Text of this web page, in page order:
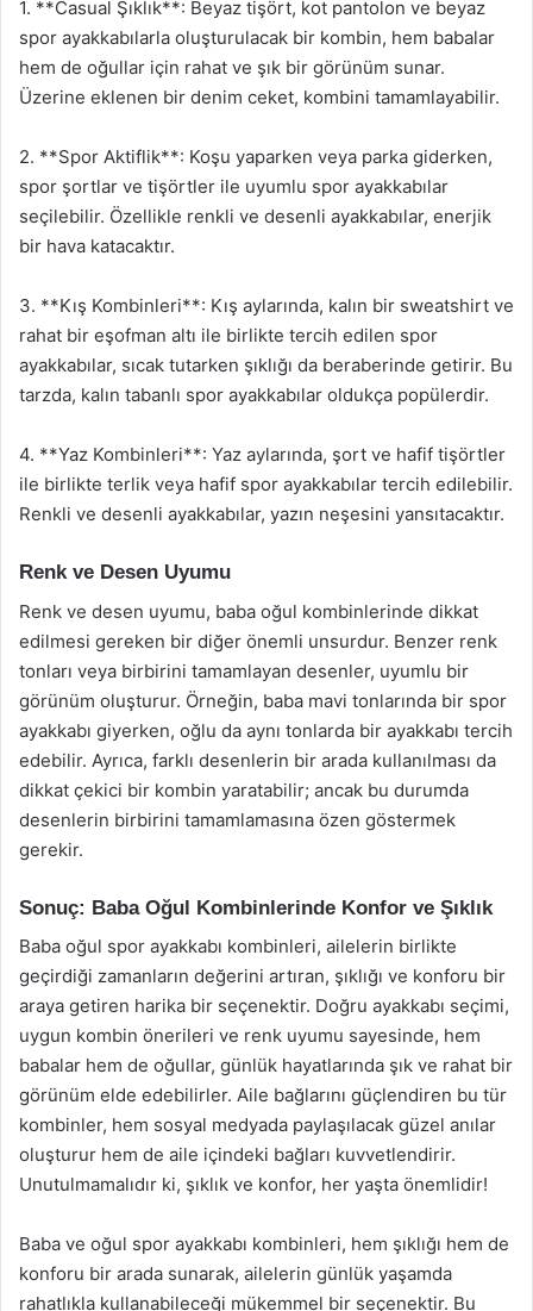
1. **Casual Şıklık**: Beyaz tişört, kot pantolon ve beyaz
spor ayakkabılarla oluşturulacak bir kombin, hem babalar
hem de oğullar için rahat ve şık bir görünüm sunar.
Üzerine eklenen bir denim ceket, kombini tamamlayabilir.
2. **Spor Aktiflik**: Koşu yaparken veya parka giderken,
spor şortlar ve tişörtler ile uyumlu spor ayakkabılar
seçilebilir. Özellikle renkli ve desenli ayakkabılar, enerjik
bir hava katacaktır.
3. **Kış Kombinleri**: Kış aylarında, kalın bir sweatshirt ve
rahat bir eşofman altı ile birlikte tercih edilen spor
ayakkabılar, sıcak tutarken şıklığı da beraberinde getirir. Bu
tarzda, kalın tabanlı spor ayakkabılar oldukça popülerdir.
4. **Yaz Kombinleri**: Yaz aylarında, şort ve hafif tişörtler
ile birlikte terlik veya hafif spor ayakkabılar tercih edilebilir.
Renkli ve desenli ayakkabılar, yazın neşesini yansıtacaktır.
Renk ve Desen Uyumu
Renk ve desen uyumu, baba oğul kombinlerinde dikkat
edilmesi gereken bir diğer önemli unsurdur. Benzer renk
tonları veya birbirini tamamlayan desenler, uyumlu bir
görünüm oluşturur. Örneğin, baba mavi tonlarında bir spor
ayakkabı giyerken, oğlu da aynı tonlarda bir ayakkabı tercih
edebilir. Ayrıca, farklı desenlerin bir arada kullanılması da
dikkat çekici bir kombin yaratabilir; ancak bu durumda
desenlerin birbirini tamamlamasına özen göstermek
gerekir.
Sonuç: Baba Oğul Kombinlerinde Konfor ve Şıklık
Baba oğul spor ayakkabı kombinleri, ailelerin birlikte
geçirdiği zamanların değerini artıran, şıklığı ve konforu bir
araya getiren harika bir seçenektir. Doğru ayakkabı seçimi,
uygun kombin önerileri ve renk uyumu sayesinde, hem
babalar hem de oğullar, günlük hayatlarında şık ve rahat bir
görünüm elde edebilirler. Aile bağlarını güçlendiren bu tür
kombinler, hem sosyal medyada paylaşılacak güzel anılar
oluşturur hem de aile içindeki bağları kuvvetlendirir.
Unutulmamalıdır ki, şıklık ve konfor, her yaşta önemlidir!
Baba ve oğul spor ayakkabı kombinleri, hem şıklığı hem de
konforu bir arada sunarak, ailelerin günlük yaşamda
rahatlıkla kullanabileceği mükemmel bir seçenektir. Bu